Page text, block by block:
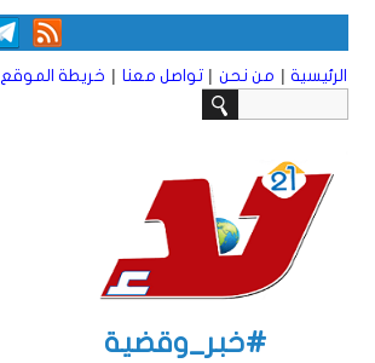
الرئيسية | من نحن | تواصل معنا | خريطة الموقع
#خبر_وقضية